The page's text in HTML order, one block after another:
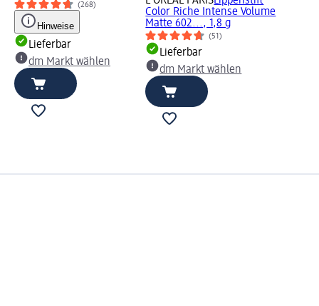
(268)
Hinweise
Lieferbar
dm Markt wählen
Color Riche Intense Volume
Matte 602..., 1,8 g
(51)
Lieferbar
dm Markt wählen